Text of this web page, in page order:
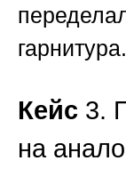
Кейс 3.
на